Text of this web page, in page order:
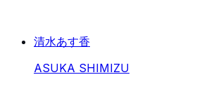
清水あす香
ASUKA SHIMIZU